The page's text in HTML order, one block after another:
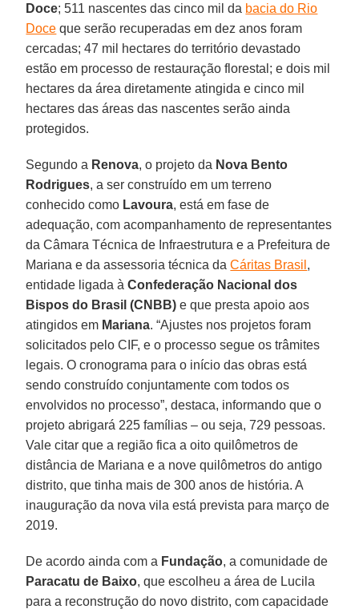
Doce; 511 nascentes das cinco mil da bacia do Rio
Doce que serão recuperadas em dez anos foram
cercadas; 47 mil hectares do território devastado
estão em processo de restauração florestal; e dois mil
hectares da área diretamente atingida e cinco mil
hectares das áreas das nascentes serão ainda
protegidos.
Segundo a Renova, o projeto da Nova Bento
Rodrigues, a ser construído em um terreno
conhecido como Lavoura, está em fase de
adequação, com acompanhamento de representantes
da Câmara Técnica de Infraestrutura e a Prefeitura de
Mariana e da assessoria técnica daCáritas Brasil ,
entidade ligada àConfederação Nacional dos
Bispos do Brasil (CNBB) e que presta apoio aos
atingidos em Mariana. “Ajustes nos projetos foram
solicitados pelo CIF, e o processo segue os trâmites
legais. O cronograma para o início das obras está
sendo construído conjuntamente com todos os
envolvidos no processo”, destaca, informando que o
projeto abrigará 225 famílias – ou seja, 729 pessoas.
Vale citar que a região fica a oito quilômetros de
distância de Mariana e a nove quilômetros do antigo
distrito, que tinha mais de 300 anos de história. A
inauguração da nova vila está prevista para março de
2019.
De acordo ainda com a Fundação, a comunidade de
Paracatu de Baixo, que escolheu a área de Lucila
para a reconstrução do novo distrito, com capacidade